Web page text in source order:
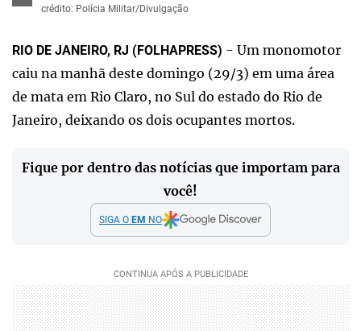
crédito: Polícia Militar/Divulgação
RIO DE JANEIRO, RJ (FOLHAPRESS) - Um monomotor
caiu na manhã deste domingo (29/3) em uma área
de mata em Rio Claro, no Sul do estado do Rio de
Janeiro, deixando os dois ocupantes mortos.
Fique por dentro das notícias que importam para
você!
SIGA O EM NO